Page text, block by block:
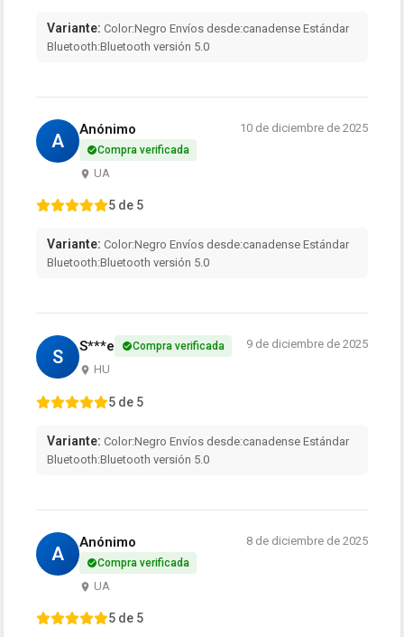
Variante: Color:Negro Envíos desde:canadense Estándar
Bluetooth:Bluetooth versión 5.0
A
Anónimo
Compra verificada
UA
10 de diciembre de 2025
5 de 5
Variante: Color:Negro Envíos desde:canadense Estándar
Bluetooth:Bluetooth versión 5.0
S S***e Compra verificada
HU
9 de diciembre de 2025
5 de 5
Variante: Color:Negro Envíos desde:canadense Estándar
Bluetooth:Bluetooth versión 5.0
A
Anónimo
Compra verificada
UA
8 de diciembre de 2025
5 de 5